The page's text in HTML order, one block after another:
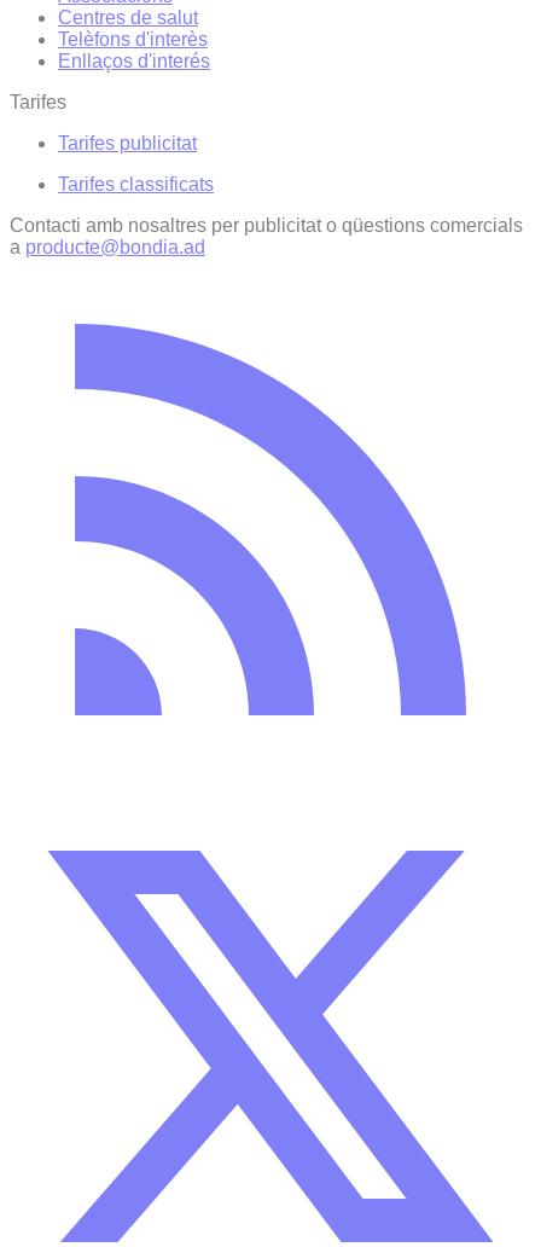
Centres de salut
Telèfons d'interès
Enllaços d'interés
Tarifes
Tarifes publicitat
Tarifes classificats
Contacti amb nosaltres per publicitat o qüestions comercials
a producte@bondia.ad